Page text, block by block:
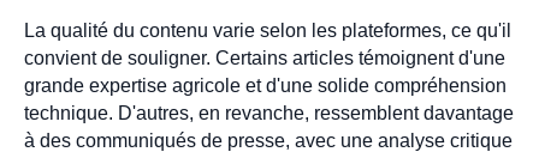
La qualité du contenu varie selon les plateformes, ce qu'il
convient de souligner. Certains articles témoignent d'une
grande expertise agricole et d'une solide compréhension
technique. D'autres, en revanche, ressemblent davantage
à des communiqués de presse, avec une analyse critique